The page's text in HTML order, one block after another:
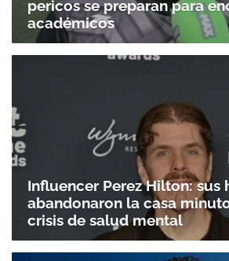
pericos se preparan para
académicos
Influencer Perez Hilton: sus
abandonaron la casa
crisis de salud mental